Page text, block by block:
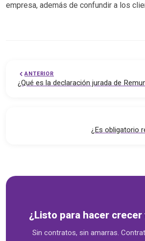
empresa, además de confundir a los
ANTERIOR
¿Qué es la declaración jurada de
¿Es obligatorio
¿Listo para hacer crecer
Sin contratos, sin amarras.